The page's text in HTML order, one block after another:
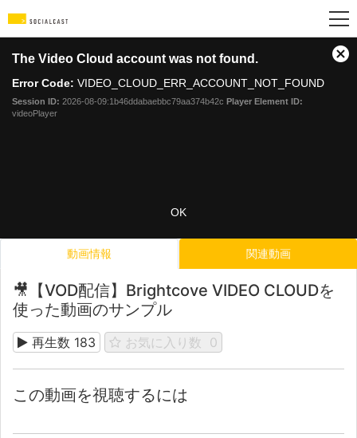
modal
window.
The Video Cloud account was not found.
Error Code: VIDEO_CLOUD_ERR_ACCOUNT_NOT_FOUND
Session ID: 2026-08-09:1b46ddabaebbc79aa374b42c Player Element ID:
videoPlayer
OK
動画情報 関連動画
🎥【VOD配信】Brightcove VIDEO CLOUD‎を
使った動画のサンプル
再生数 183 お気に入り数 0
この動画を視聴するには